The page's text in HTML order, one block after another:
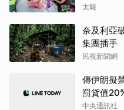
太報
奈及利亞
集團插手
民視新聞網
傳伊朗擬
罰貨值
中央通訊社